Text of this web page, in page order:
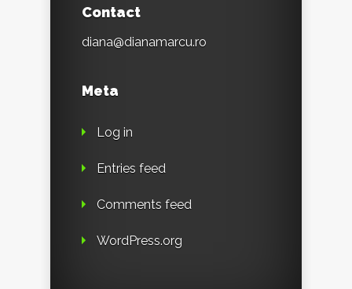
Contact
diana@dianamarcu.ro
Meta
Log in
Entries feed
Comments feed
WordPress.org